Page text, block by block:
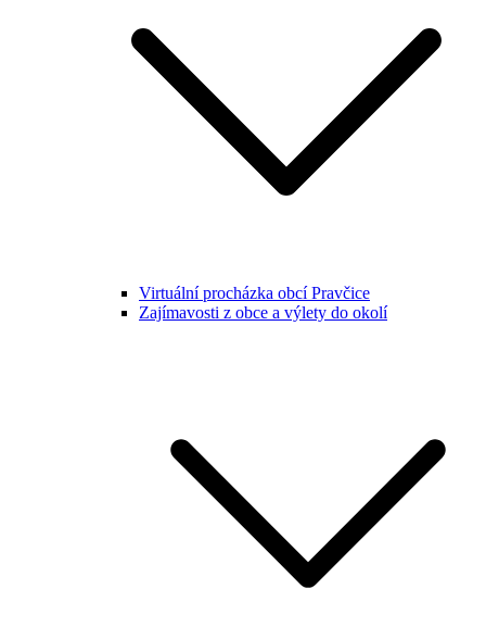
Virtuální procházka obcí Pravčice
Zajímavosti z obce a výlety do okolí